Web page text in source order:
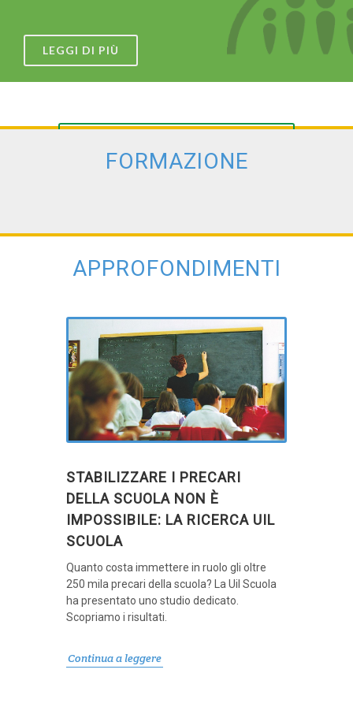
LEGGI DI PIÙ
FORMAZIONE
APPROFONDIMENTI
STABILIZZARE I PRECARI
DELLA SCUOLA NON È
IMPOSSIBILE: LA RICERCA UIL
SCUOLA
Quanto costa immettere in ruolo gli oltre
250 mila precari della scuola? La Uil Scuola
ha presentato uno studio dedicato.
Scopriamo i risultati.
Continua a leggere